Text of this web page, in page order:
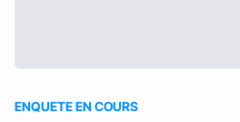
ENQUETE EN COURS